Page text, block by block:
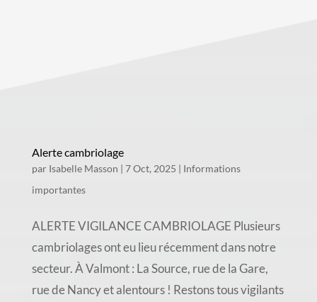
Alerte cambriolage
par Isabelle Masson | 7 Oct, 2025 | Informations
importantes
ALERTE VIGILANCE CAMBRIOLAGE Plusieurs
cambriolages ont eu lieu récemment dans notre
secteur. À Valmont : La Source, rue de la Gare,
rue de Nancy et alentours ! Restons tous vigilants